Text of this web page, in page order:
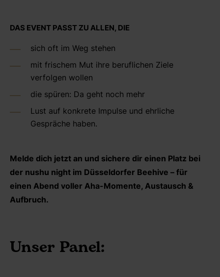
DAS EVENT PASST ZU ALLEN, DIE
sich oft im Weg stehen
mit frischem Mut ihre beruflichen Ziele
verfolgen wollen
die spüren: Da geht noch mehr
Lust auf konkrete Impulse und ehrliche
Gespräche haben.
Melde dich jetzt an und sichere dir einen Platz bei
der nushu night im Düsseldorfer Beehive – für
einen Abend voller Aha-Momente, Austausch &
Aufbruch.
Unser Panel: